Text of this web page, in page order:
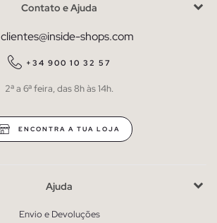
Contato e Ajuda
clientes@inside-shops.com
+34 900 10 32 57
2ª a 6ª feira, das 8h às 14h.
ENCONTRA A TUA LOJA
Ajuda
Envio e Devoluções